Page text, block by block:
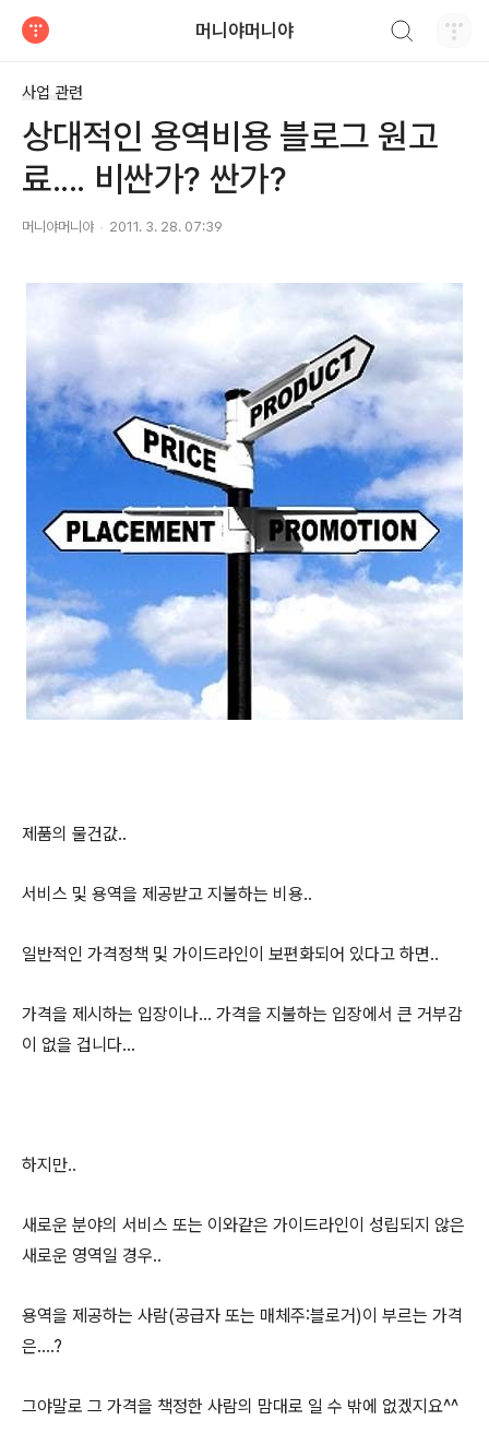
머니야머니야
사업 관련
상대적인 용역비용 블로그 원고
료.... 비싼가? 싼가?
머니야머니야 2011. 3. 28. 07:39
제품의 물건값..
서비스 및 용역을 제공받고 지불하는 비용..
일반적인 가격정책 및 가이드라인이 보편화되어 있다고 하면..
가격을 제시하는 입장이나... 가격을 지불하는 입장에서 큰 거부감
이 없을 겁니다...
하지만..
새로운 분야의 서비스 또는 이와같은 가이드라인이 성립되지 않은
새로운 영역일 경우..
용역을 제공하는 사람(공급자 또는 매체주:블로거)이 부르는 가격
은....?
그야말로 그 가격을 책정한 사람의 맘대로 일 수 밖에 없겠지요^^